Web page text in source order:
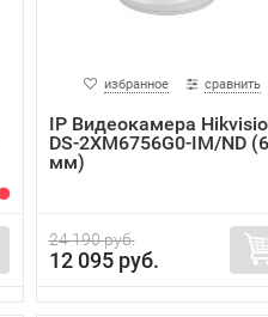
избранное сравнить
IP Видеокамера
DS-2XM6756G0-IM/ND (6
мм)
24 190 руб.
12 095 руб.